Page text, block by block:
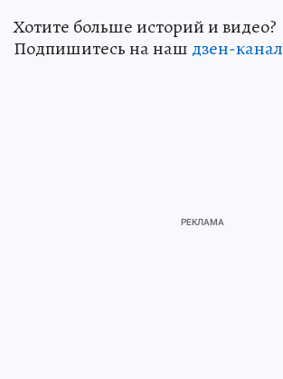
Хотите больше историй и видео?
Подпишитесь на наш дзен-канал